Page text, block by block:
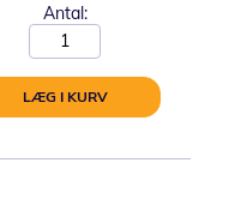
Antal:
LÆG I KURV